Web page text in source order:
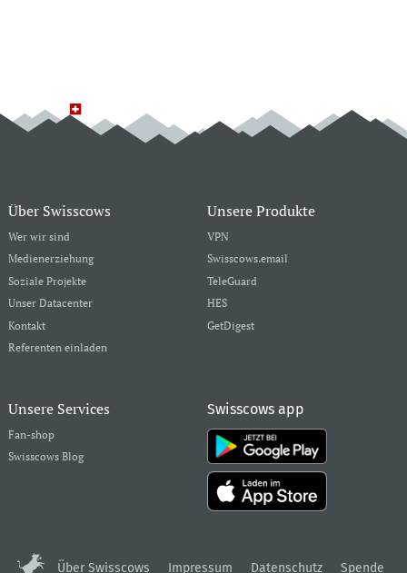
Über Swisscows
Wer wir sind
Medienerziehung
Soziale Projekte
Unser Datacenter
Kontakt
Referenten einladen
Unsere Produkte
VPN
Swisscows.email
TeleGuard
HES
GetDigest
Unsere Services
Fan-shop
Swisscows Blog
Swisscows app
Über Swisscows Impressum Datenschutz Spende